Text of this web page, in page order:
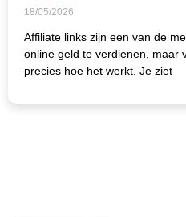
18/05/2026
Affiliate links zijn een van de
online geld te verdienen, maar
precies hoe het werkt. Je ziet